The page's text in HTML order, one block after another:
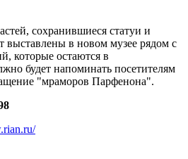
сохранившиеся статуи и
выставлены в новом музее рядом с
которые остаются в
будет напоминать посетителям
"мраморов Парфенона".